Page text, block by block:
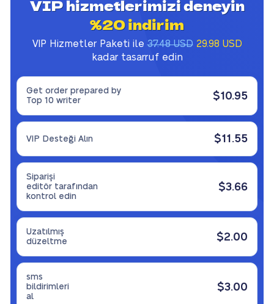
VIP hizmetlerimizi deneyin
%20 indirim
VIP Hizmetler Paketi ile37.48 USD 29.98 USD
kadar tasarruf edin
Get order prepared by
Top 10 writer
$10.95
VIP Desteği Alın $11.55
Siparişi
editör tarafından
kontrol edin
$3.66
Uzatılmış
düzeltme
$2.00
sms
bildirimleri
al
$3.00